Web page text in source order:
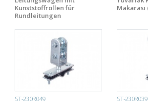
Kunststoffrollen für
Rundleitungen
ST-230R049
ST-230R039